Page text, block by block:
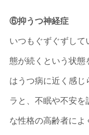
⑥抑うつ神経症
いつもぐずぐずして
態が続くという状態
はうつ病に近く感じ
ラと、不眠や不安
な性格の高齢者によ